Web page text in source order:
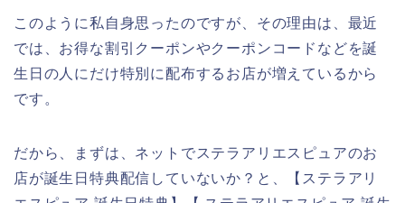
このように私自身思ったのですが、その理由は、最近
では、お得な割引クーポンやクーポンコードなどを誕
生日の人にだけ特別に配布するお店が増えているから
です。
だから、まずは、ネットでステラアリエスピュアのお
店が誕生日特典配信していないか？と、【ステラアリ